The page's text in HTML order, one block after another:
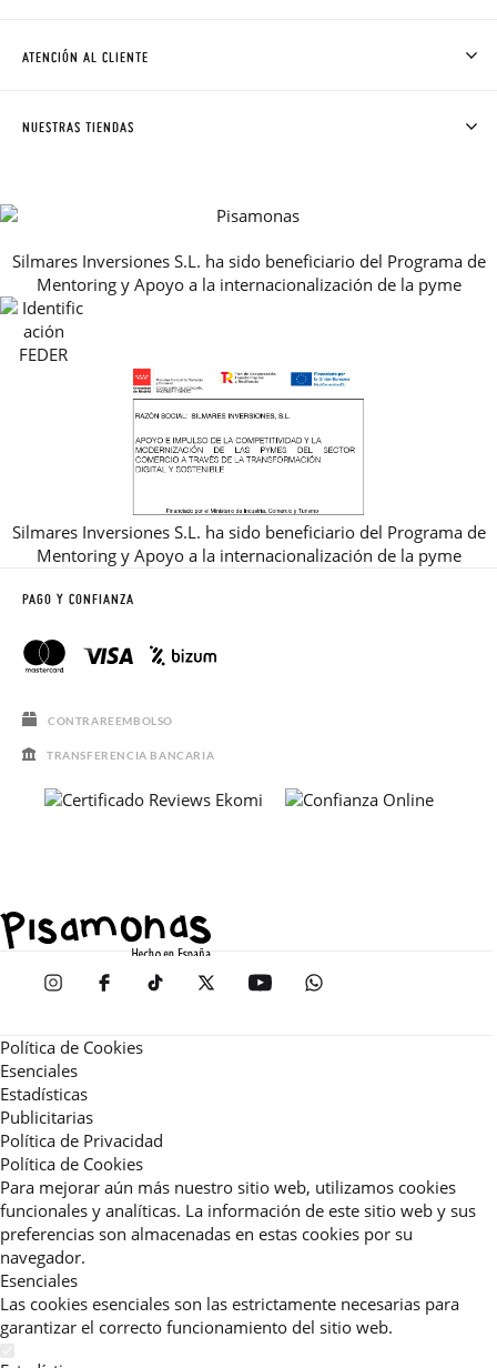
CÓMO COMPRAR
AVISO LEGAL, PRIVACIDAD Y COOKIES
GUIA DE TALLAS
REBAJAS
ATENCIÓN AL CLIENTE
NUESTRAS TIENDAS
Silmares Inversiones S.L. ha sido beneficiario del Programa de
Mentoring y Apoyo a la internacionalización de la pyme
Silmares Inversiones S.L. ha sido beneficiario del Programa de
Mentoring y Apoyo a la internacionalización de la pyme
PAGO Y CONFIANZA
CONTRAREEMBOLSO
TRANSFERENCIA BANCARIA
Política de Cookies
Esenciales
Estadísticas
Publicitarias
Política de Privacidad
Política de Cookies
Para mejorar aún más nuestro sitio web, utilizamos cookies
funcionales y analíticas. La información de este sitio web y sus
preferencias son almacenadas en estas cookies por su
navegador.
Esenciales
Las cookies esenciales son las estrictamente necesarias para
garantizar el correcto funcionamiento del sitio web.